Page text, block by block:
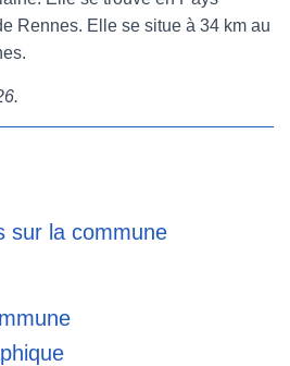
b
Rennes. Elle se situe à 34 km au
sur la commune